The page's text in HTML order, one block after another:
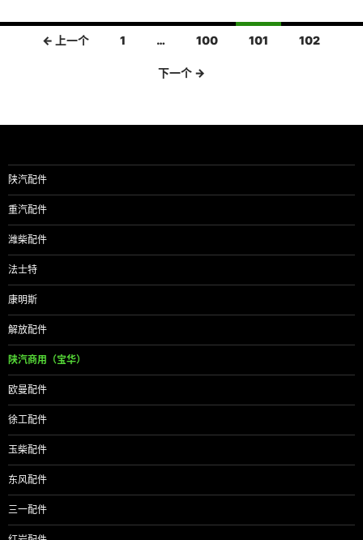
航
← 上一个 1 … 100 101 102
下一个 →
陕汽配件
重汽配件
潍柴配件
法士特
康明斯
解放配件
陕汽商用（宝华）
欧曼配件
徐工配件
玉柴配件
东风配件
三一配件